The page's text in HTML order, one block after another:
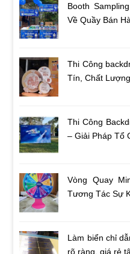
Booth
Về Quầy Bán
Thi Công
Tín, Chất
Thi Công
– Giải Pháp Tổ
Vòng Quay
Tương Tác Sự
Làm biển chỉ
rõ ràng, giá rẻ